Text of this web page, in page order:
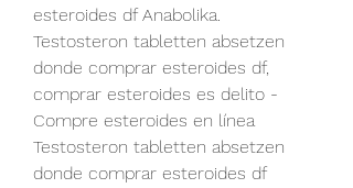
esteroides df Anabolika.
Testosteron tabletten absetzen
donde comprar esteroides df,
comprar esteroides es delito -
Compre esteroides en línea
Testosteron tabletten absetzen
donde comprar esteroides df